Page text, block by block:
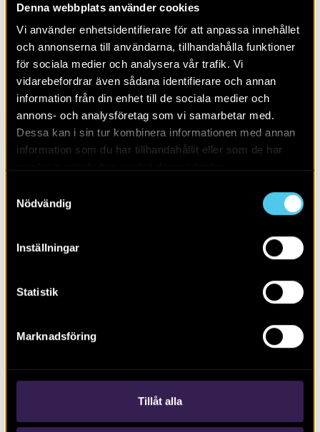
Denna webbplats använder cookies
Vi använder enhetsidentifierare för att anpassa innehållet
och annonserna till användarna, tillhandahålla funktioner
för sociala medier och analysera vår trafik. Vi
vidarebefordrar även sådana identifierare och annan
information från din enhet till de sociala medier och
annons- och analysföretag som vi samarbetar med.
Dessa kan i sin tur kombinera informationen med annan
information som du har tillhandahållit eller som de har
Nödvändig
Inställningar
Statistik
Marknadsföring
Tillåt alla
Biskopstuna – en borgmiljö växer
fram